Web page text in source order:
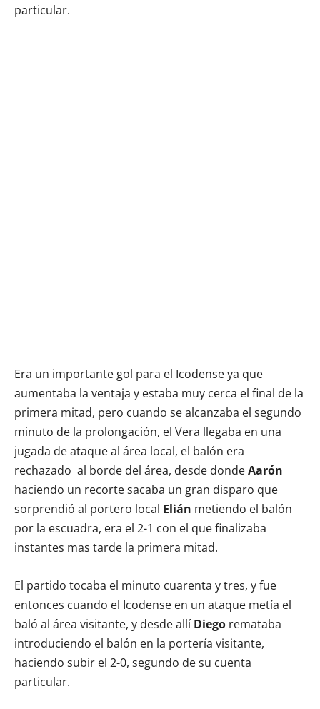
particular.
Era un importante gol para el Icodense ya que
aumentaba la ventaja y estaba muy cerca el final de la
primera mitad, pero cuando se alcanzaba el segundo
minuto de la prolongación, el Vera llegaba en una
jugada de ataque al área local, el balón era
rechazado al borde del área, desde dondeAarón
haciendo un recorte sacaba un gran disparo que
sorprendió al portero local Elián metiendo el balón
por la escuadra, era el 2-1 con el que finalizaba
instantes mas tarde la primera mitad.
El partido tocaba el minuto cuarenta y tres, y fue
entonces cuando el Icodense en un ataque metía el
baló al área visitante, y desde allíDiego remataba
introduciendo el balón en la portería visitante,
haciendo subir el 2-0, segundo de su cuenta
particular.